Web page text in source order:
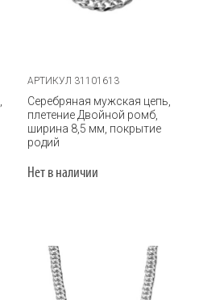
АРТИКУЛ 31101613
Серебряная мужская цепь,
плетение Двойной ромб,
ширина 8,5 мм, покрытие
родий
Нет в наличии